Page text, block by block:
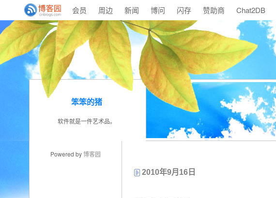
会员 周边 新闻 博问 闪存 赞助商 Chat2DB
笨笨的猪
软件就是一件艺术品。
Powered by博客园
2010年9月16日